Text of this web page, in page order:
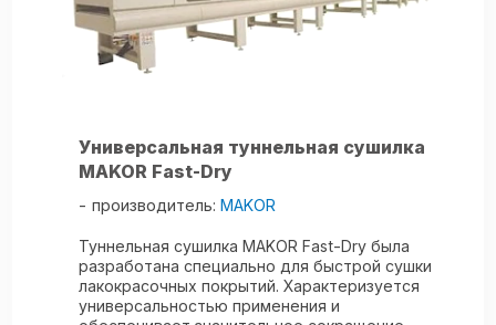
Универсальная туннельная сушилка
MAKOR Fast-Dry
производитель:MAKOR
Туннельная сушилка MAKOR Fast-Dry была
разработана специально для быстрой сушки
лакокрасочных покрытий. Характеризуется
универсальностью применения и